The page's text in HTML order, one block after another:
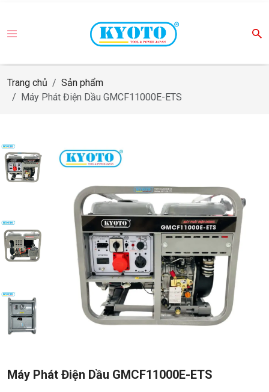
Trang chủ
Sản phẩm
Máy Phát Điện Dầu GMCF11000E-ETS
Máy Phát Điện Dầu GMCF11000E-ETS